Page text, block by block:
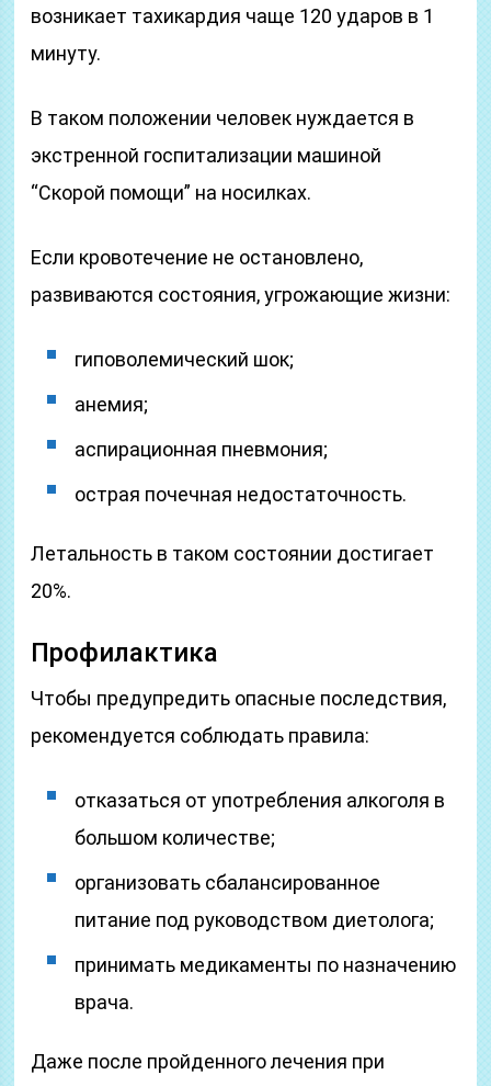
возникает тахикардия чаще 120 ударов в 1
минуту.
В таком положении человек нуждается в
экстренной госпитализации машиной
“Скорой помощи” на носилках.
Если кровотечение не остановлено,
развиваются состояния, угрожающие жизни:
гиповолемический шок;
анемия;
аспирационная пневмония;
острая почечная недостаточность.
Летальность в таком состоянии достигает
20%.
Профилактика
Чтобы предупредить опасные последствия,
рекомендуется соблюдать правила:
отказаться от употребления алкоголя в
большом количестве;
организовать сбалансированное
питание под руководством диетолога;
принимать медикаменты по назначению
врача.
Даже после пройденного лечения при